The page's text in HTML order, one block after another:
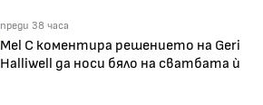
преди 38 часа
Mel C коментира решението на Geri
Halliwell да носи бяло на сватбата ѝ